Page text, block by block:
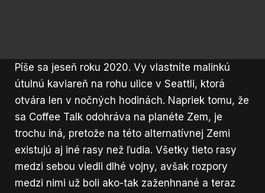
Píše sa jeseň roku 2020. Vy vlastníte malinkú
útulnú kaviareň na rohu ulice v Seattli, ktorá
otvára len v nočných hodinách. Napriek tomu, že
sa Coffee Talk odohráva na planéte Zem, je
trochu iná, pretože na této alternatívnej Zemi
existujú aj iné rasy než ľudia. Všetky tieto rasy
medzi sebou viedli dlhé vojny, avšak rozpory
medzi nimi už boli ako-tak zaženhnané a teraz